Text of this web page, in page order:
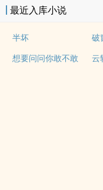
最近入库小说
半坏 破
想要问问你敢不敢
云